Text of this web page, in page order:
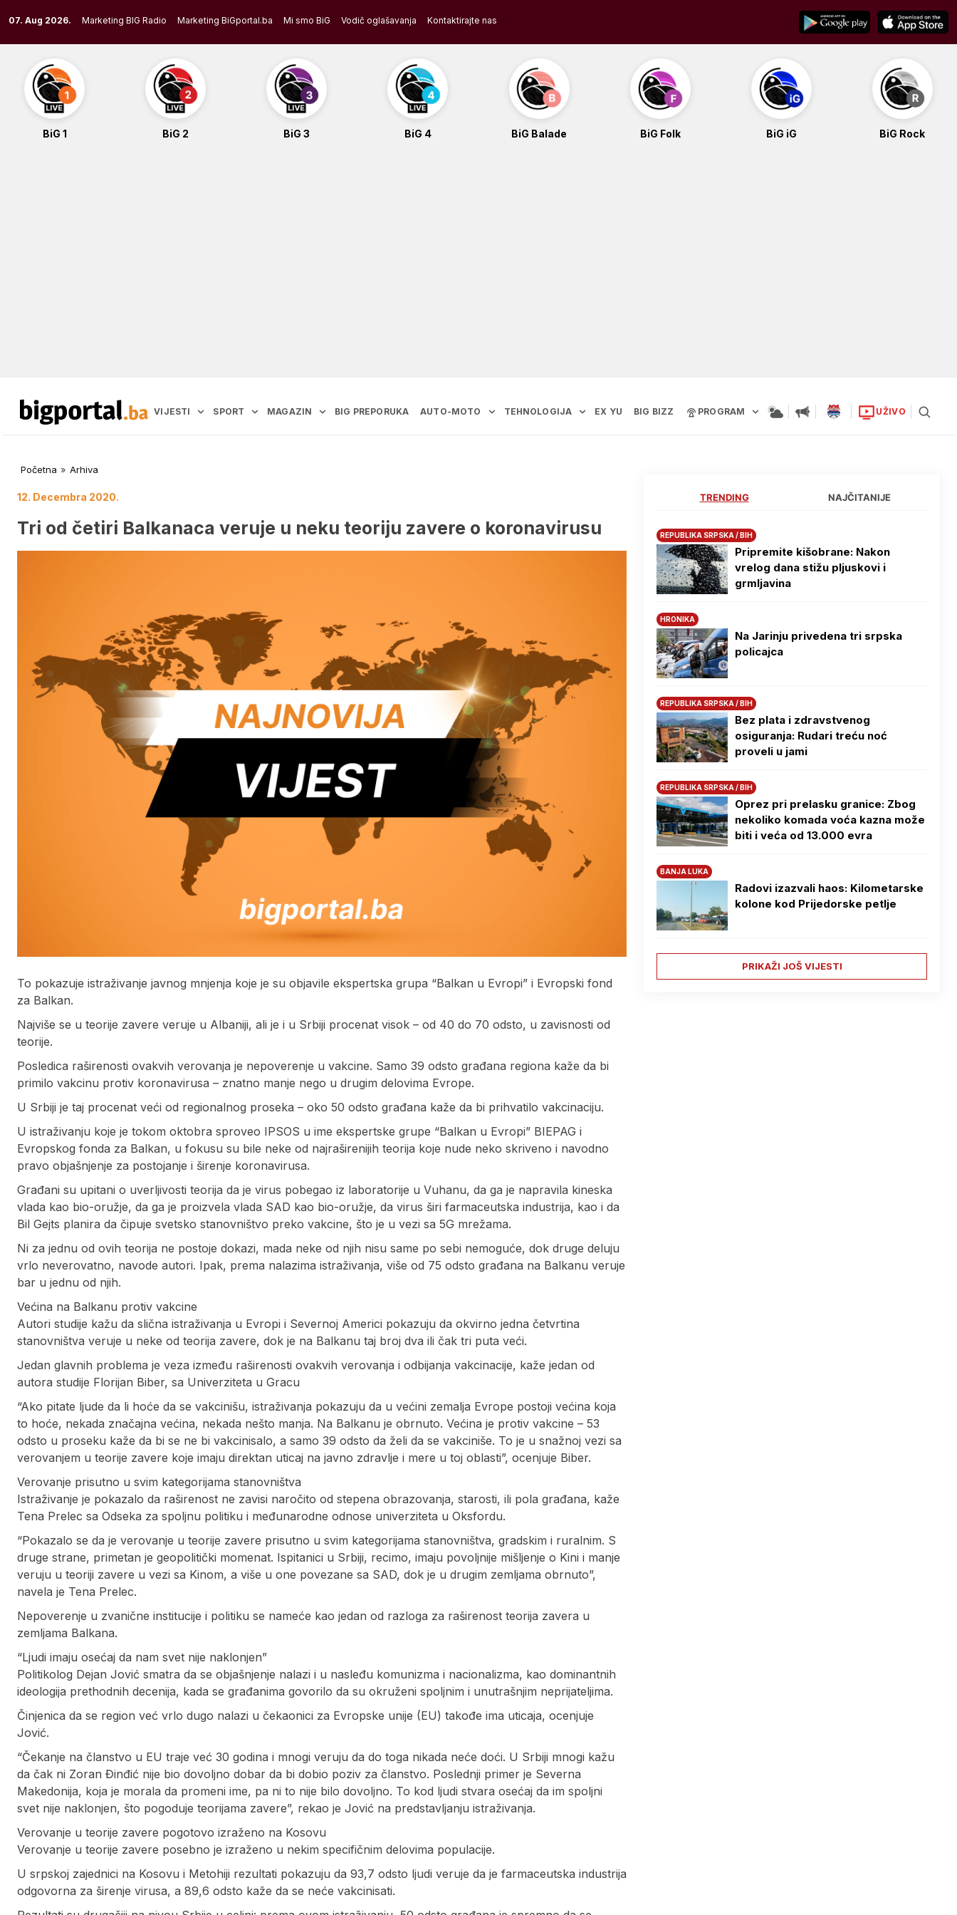
to
content
07. Aug 2026. Marketing BIG Radio Marketing BiGportal.ba Mi smo BiG Vodič oglašavanja Kontaktirajte nas
BiG 1 BiG 2 BiG 3 BiG 4 BiG Balade BiG Folk BiG iG BiG Rock
VIJESTI SPORT MAGAZIN BIG PREPORUKA AUTO-MOTO TEHNOLOGIJA EX YU BIG BIZZ PROGRAM UŽIVO
Početna » Arhiva
12. Decembra 2020.
Tri od četiri Balkanaca veruje u neku teoriju zavere o koronavirusu
To pokazuje istraživanje javnog mnjenja koje je su objavile ekspertska grupa “Balkan u Evropi” i Evropski fond
za Balkan.
Najviše se u teorije zavere veruje u Albaniji, ali je i u Srbiji procenat visok – od 40 do 70 odsto, u zavisnosti od
teorije.
Posledica raširenosti ovakvih verovanja je nepoverenje u vakcine. Samo 39 odsto građana regiona kaže da bi
primilo vakcinu protiv koronavirusa – znatno manje nego u drugim delovima Evrope.
U Srbiji je taj procenat veći od regionalnog proseka – oko 50 odsto građana kaže da bi prihvatilo vakcinaciju.
U istraživanju koje je tokom oktobra sproveo IPSOS u ime ekspertske grupe “Balkan u Evropi” BIEPAG i
Evropskog fonda za Balkan, u fokusu su bile neke od najraširenijih teorija koje nude neko skriveno i navodno
pravo objašnjenje za postojanje i širenje koronavirusa.
Građani su upitani o uverljivosti teorija da je virus pobegao iz laboratorije u Vuhanu, da ga je napravila kineska
vlada kao bio-oružje, da ga je proizvela vlada SAD kao bio-oružje, da virus širi farmaceutska industrija, kao i da
Bil Gejts planira da čipuje svetsko stanovništvo preko vakcine, što je u vezi sa 5G mrežama.
Ni za jednu od ovih teorija ne postoje dokazi, mada neke od njih nisu same po sebi nemoguće, dok druge deluju
vrlo neverovatno, navode autori. Ipak, prema nalazima istraživanja, više od 75 odsto građana na Balkanu veruje
bar u jednu od njih.
Većina na Balkanu protiv vakcine
Autori studije kažu da slična istraživanja u Evropi i Severnoj Americi pokazuju da okvirno jedna četvrtina
stanovništva veruje u neke od teorija zavere, dok je na Balkanu taj broj dva ili čak tri puta veći.
Jedan glavnih problema je veza između raširenosti ovakvih verovanja i odbijanja vakcinacije, kaže jedan od
autora studije Florijan Biber, sa Univerziteta u Gracu
“Ako pitate ljude da li hoće da se vakcinišu, istraživanja pokazuju da u većini zemalja Evrope postoji većina koja
to hoće, nekada značajna većina, nekada nešto manja. Na Balkanu je obrnuto. Većina je protiv vakcine – 53
odsto u proseku kaže da bi se ne bi vakcinisalo, a samo 39 odsto da želi da se vakciniše. To je u snažnoj vezi sa
verovanjem u teorije zavere koje imaju direktan uticaj na javno zdravlje i mere u toj oblasti”, ocenjuje Biber.
Verovanje prisutno u svim kategorijama stanovništva
Istraživanje je pokazalo da raširenost ne zavisi naročito od stepena obrazovanja, starosti, ili pola građana, kaže
Tena Prelec sa Odseka za spoljnu politiku i međunarodne odnose univerziteta u Oksfordu.
“Pokazalo se da je verovanje u teorije zavere prisutno u svim kategorijama stanovništva, gradskim i ruralnim. S
druge strane, primetan je geopolitički momenat. Ispitanici u Srbiji, recimo, imaju povoljnije mišljenje o Kini i manje
veruju u teoriji zavere u vezi sa Kinom, a više u one povezane sa SAD, dok je u drugim zemljama obrnuto”,
navela je Tena Prelec.
Nepoverenje u zvanične institucije i politiku se nameće kao jedan od razloga za raširenost teorija zavera u
zemljama Balkana.
“Ljudi imaju osećaj da nam svet nije naklonjen”
Politikolog Dejan Jović smatra da se objašnjenje nalazi i u nasleđu komunizma i nacionalizma, kao dominantnih
ideologija prethodnih decenija, kada se građanima govorilo da su okruženi spoljnim i unutrašnjim neprijateljima.
Činjenica da se region već vrlo dugo nalazi u čekaonici za Evropske unije (EU) takođe ima uticaja, ocenjuje
Jović.
“Čekanje na članstvo u EU traje već 30 godina i mnogi veruju da do toga nikada neće doći. U Srbiji mnogi kažu
da čak ni Zoran Đinđić nije bio dovoljno dobar da bi dobio poziv za članstvo. Poslednji primer je Severna
Makedonija, koja je morala da promeni ime, pa ni to nije bilo dovoljno. To kod ljudi stvara osećaj da im spoljni
svet nije naklonjen, što pogoduje teorijama zavere”, rekao je Jović na predstavljanju istraživanja.
Verovanje u teorije zavere pogotovo izraženo na Kosovu
Verovanje u teorije zavere posebno je izraženo u nekim specifičnim delovima populacije.
U srpskoj zajednici na Kosovu i Metohiji rezultati pokazuju da 93,7 odsto ljudi veruje da je farmaceutska industrija
odgovorna za širenje virusa, a 89,6 odsto kaže da se neće vakcinisati.
TRENDING NAJČITANIJE
REPUBLIKA SRPSKA / BIH
Pripremite kišobrane: Nakon
vrelog dana stižu pljuskovi i
grmljavina
HRONIKA
Na Јarinju privedena tri srpska
policajca
REPUBLIKA SRPSKA / BIH
Bez plata i zdravstvenog
osiguranja: Rudari treću noć
proveli u jami
REPUBLIKA SRPSKA / BIH
Oprez pri prelasku granice: Zbog
nekoliko komada voća kazna može
biti i veća od 13.000 evra
BANJA LUKA
Radovi izazvali haos: Kilometarske
kolone kod Prijedorske petlje
PRIKAŽI JOŠ VIJESTI